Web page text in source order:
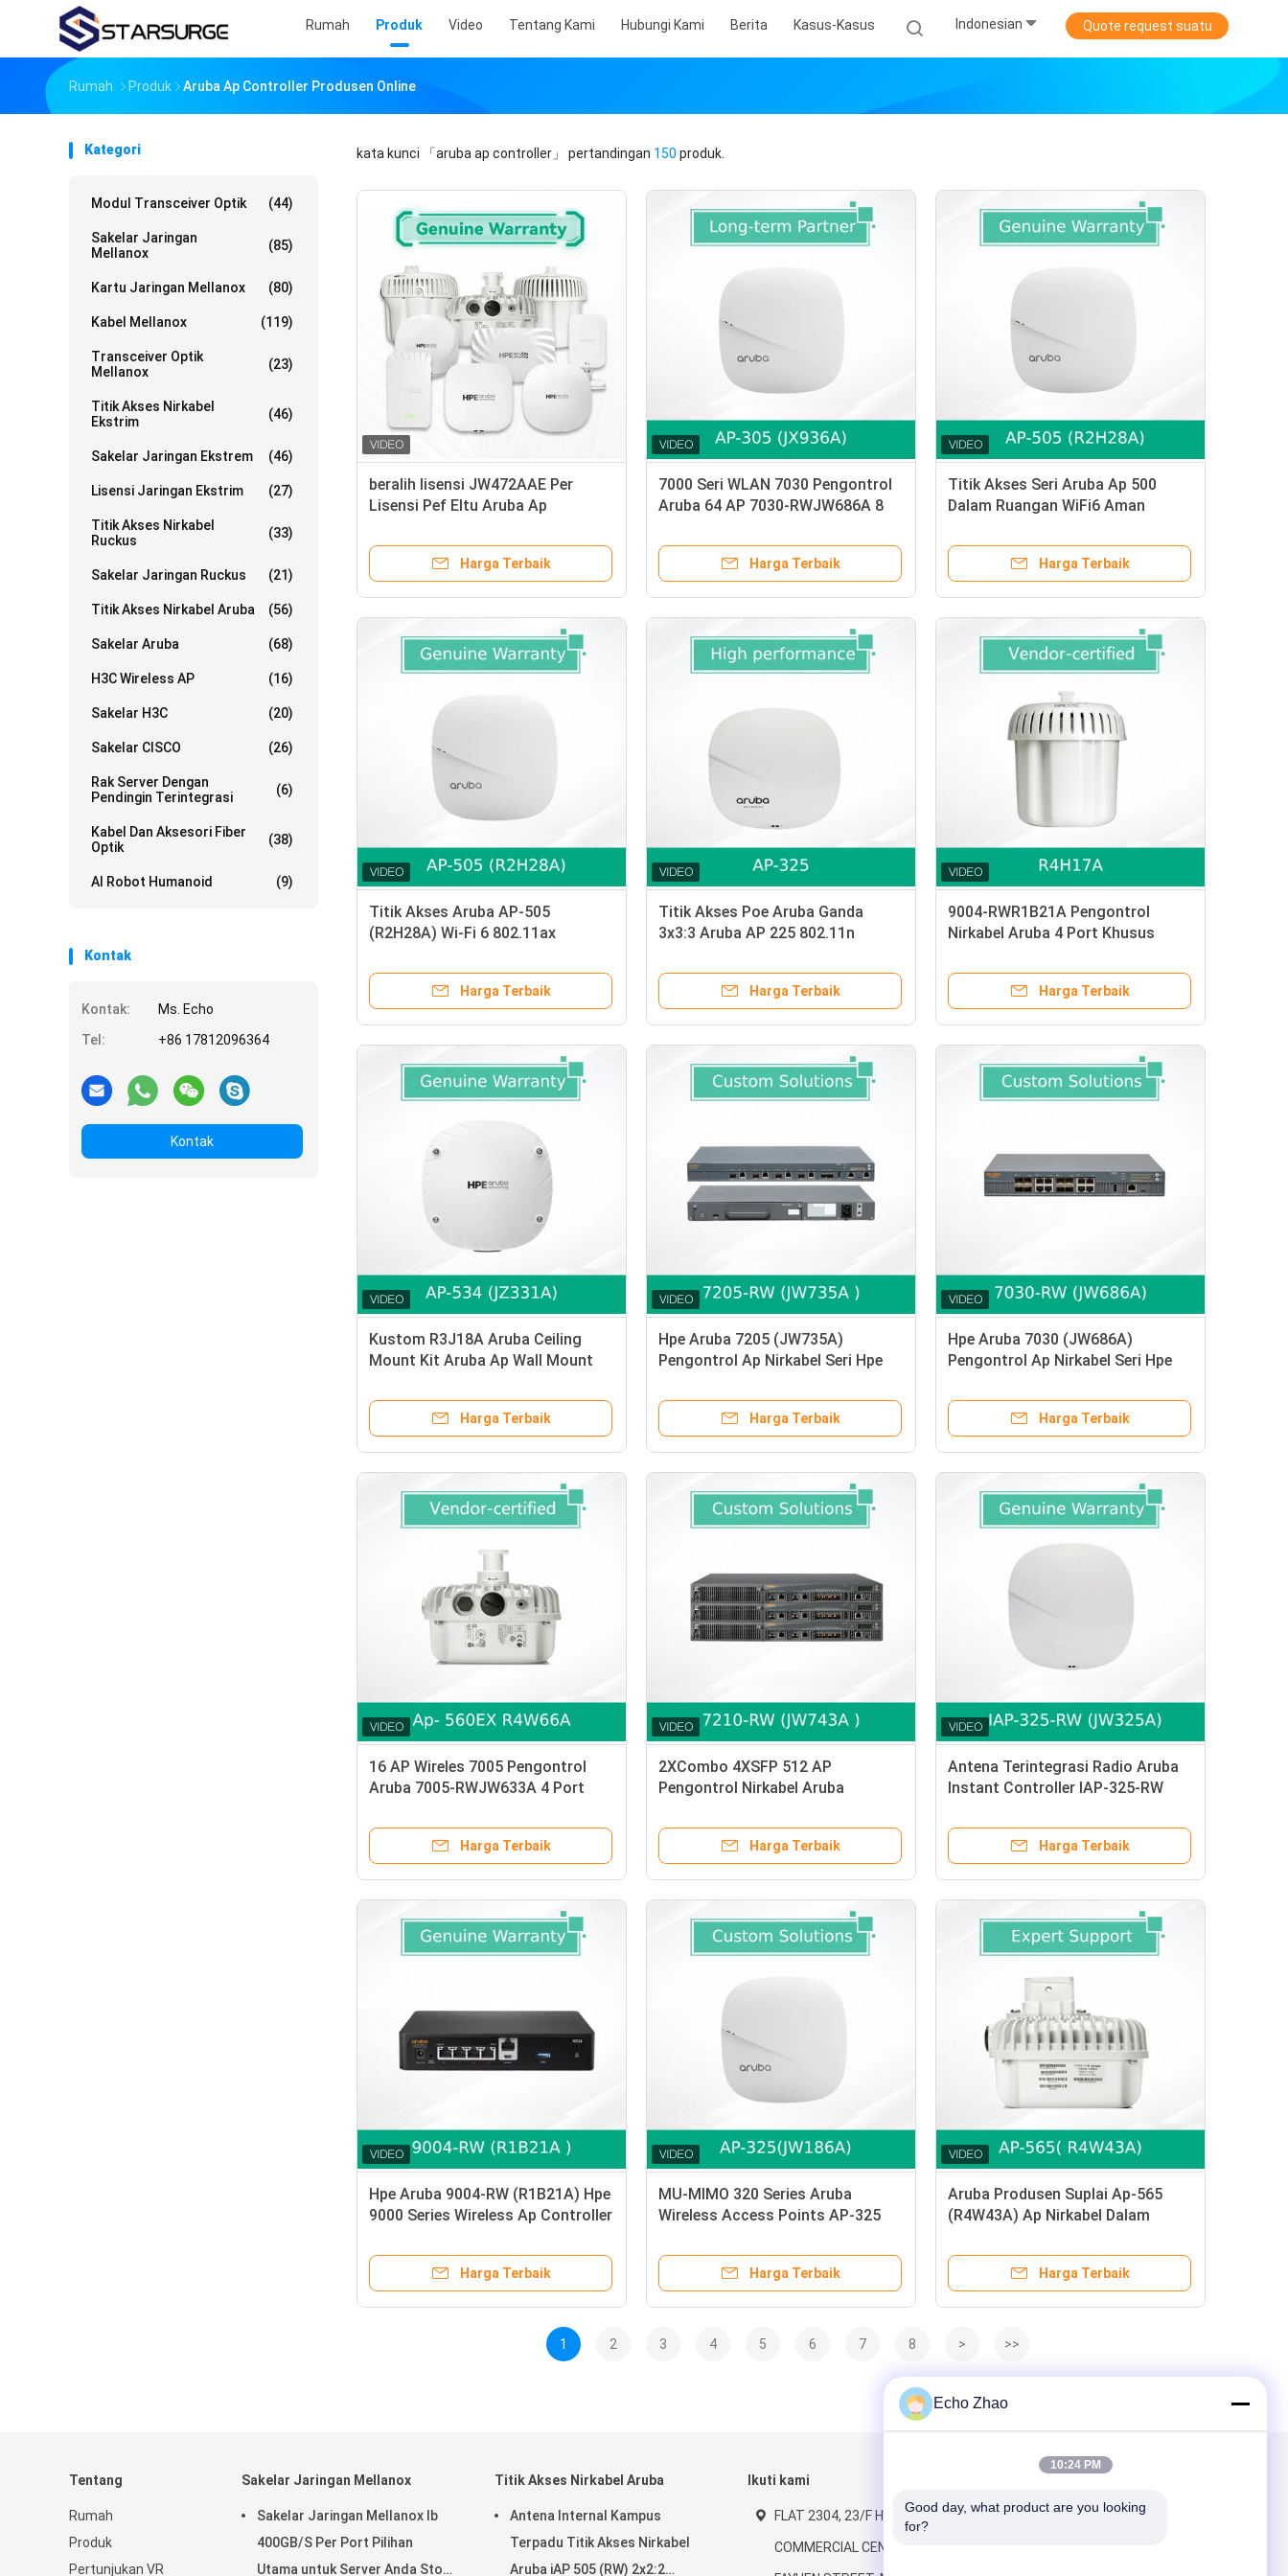
Rumah Produk Video Tentang Kami Hubungi Kami Berita Kasus-Kasus Indonesian Quote request suatu
Rumah Produk Aruba Ap Controller Produsen Online
Kategori
Modul Transceiver Optik (44)
Sakelar Jaringan
Mellanox
(85)
Kartu Jaringan Mellanox (80)
Kabel Mellanox (119)
Transceiver Optik
Mellanox
(23)
Titik Akses Nirkabel
Ekstrim
(46)
Sakelar Jaringan Ekstrem (46)
Lisensi Jaringan Ekstrim (27)
Titik Akses Nirkabel
Ruckus
(33)
Sakelar Jaringan Ruckus (21)
Titik Akses Nirkabel Aruba (56)
Sakelar Aruba (68)
H3C Wireless AP (16)
Sakelar H3C (20)
Sakelar CISCO (26)
Rak Server Dengan
Pendingin Terintegrasi
(6)
Kabel Dan Aksesori Fiber
Optik
(38)
AI Robot Humanoid (9)
Kontak
Kontak:
Ms. Echo
Tel:
+86 17812096364
Kontak
kata kunci 「aruba ap controller」 pertandingan 150 produk.
beralih lisensi JW472AAE Per
Lisensi Pef Eltu Aruba Ap
Harga Terbaik
7000 Seri WLAN 7030 Pengontrol
Aruba 64 AP 7030-RWJW686A 8
Harga Terbaik
Titik Akses Seri Aruba Ap 500
Dalam Ruangan WiFi6 Aman
Harga Terbaik
Titik Akses Aruba AP-505
(R2H28A) Wi-Fi 6 802.11ax
Harga Terbaik
Titik Akses Poe Aruba Ganda
3x3:3 Aruba AP 225 802.11n
Harga Terbaik
9004-RWR1B21A Pengontrol
Nirkabel Aruba 4 Port Khusus
Harga Terbaik
Kustom R3J18A Aruba Ceiling
Mount Kit Aruba Ap Wall Mount
Harga Terbaik
Hpe Aruba 7205 (JW735A)
Pengontrol Ap Nirkabel Seri Hpe
Harga Terbaik
Hpe Aruba 7030 (JW686A)
Pengontrol Ap Nirkabel Seri Hpe
Harga Terbaik
16 AP Wireles 7005 Pengontrol
Aruba 7005-RWJW633A 4 Port
Harga Terbaik
2XCombo 4XSFP 512 AP
Pengontrol Nirkabel Aruba
Harga Terbaik
Antena Terintegrasi Radio Aruba
Instant Controller IAP-325-RW
Harga Terbaik
Hpe Aruba 9004-RW (R1B21A) Hpe
9000 Series Wireless Ap Controller
Harga Terbaik
MU-MIMO 320 Series Aruba
Wireless Access Points AP-325
Harga Terbaik
Aruba Produsen Suplai Ap-565
(R4W43A) Ap Nirkabel Dalam
Harga Terbaik
1 2 3 4 5 6 7 8 > >>
Tentang
Rumah
Produk
Pertunjukan VR
Sakelar Jaringan Mellanox
Sakelar Jaringan Mellanox Ib
400GB/S Per Port Pilihan
Utama untuk Server Anda Stok
Titik Akses Nirkabel Aruba
Antena Internal Kampus
Terpadu Titik Akses Nirkabel
Aruba iAP 505 (RW) 2x2:2
Ikuti kami
FLAT 2304, 23/F HO KING,
COMMERCIAL CENTRE, 2-16
Echo Zhao
10:24 PM
Good day, what product are you looking
for?